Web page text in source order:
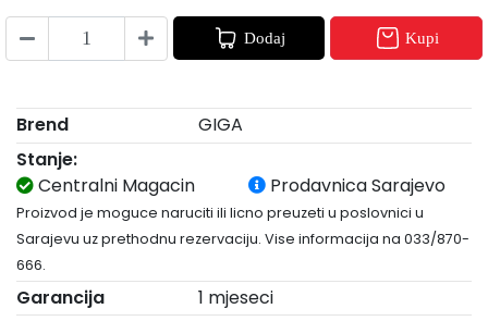
Dodaj Kupi
Brend
GIGA
Stanje:
Centralni Magacin
Prodavnica Sarajevo
Proizvod je moguce naruciti ili licno preuzeti u poslovnici u
Sarajevu uz prethodnu rezervaciju. Vise informacija na 033/870-
666.
Garancija 1 mjeseci